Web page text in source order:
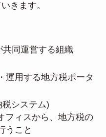
きます。
同運営する組織
運用する地方税ポータ
システム)
フィスから、地方税の
うこと